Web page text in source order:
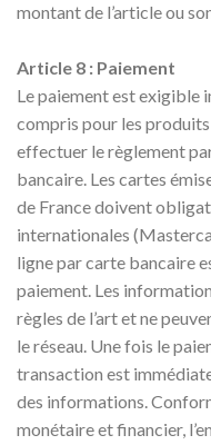
montant de l’article ou
Article 8 : Paiement
Le paiement est exigible
compris pour les
effectuer le règlement
bancaire. Les cartes
de France doivent
internationales
ligne par carte bancaire
paiement. Les
règles de l’art et ne
le réseau. Une fois le
transaction est
des informations.
monétaire et financier,